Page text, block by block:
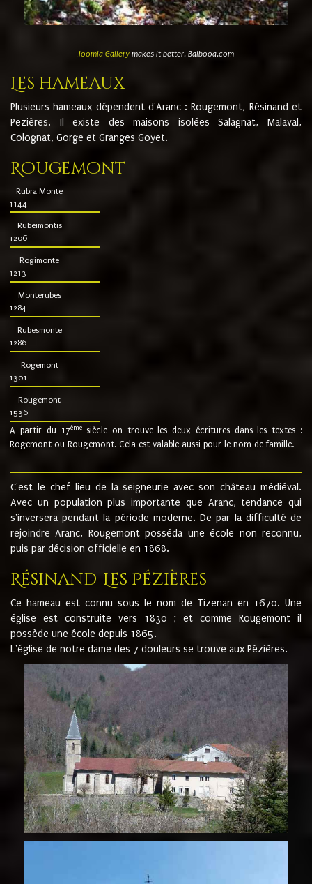
Joomla Gallerymakes it better. Balbooa.com
Les hameaux
Plusieurs hameaux dépendent d'Aranc : Rougemont, Résinand et
Pezières. Il existe des maisons isolées Salagnat, Malaval,
Colognat, Gorge et Granges Goyet.
Rougemont
Rubra Monte
1144
Rubeimontis
1206
Rogimonte
1213
Monterubes
1284
Rubesmonte
1286
Rogemont
1301
Rougemont
1536
A partir du 17ème siècle on trouve les deux écritures dans les textes :
Rogemont ou Rougemont. Cela est valable aussi pour le nom de famille.
C'est le chef lieu de la seigneurie avec son château médiéval.
Avec un population plus importante que Aranc, tendance qui
s'inversera pendant la période moderne. De par la difficulté de
rejoindre Aranc, Rougemont posséda une école non reconnu,
puis par décision officielle en 1868.
Résinand-Les Pézières
Ce hameau est connu sous le nom de Tizenan en 1670. Une
église est construite vers 1830 ; et comme Rougemont il
possède une école depuis 1865.
L'église de notre dame des 7 douleurs se trouve aux Pézières.